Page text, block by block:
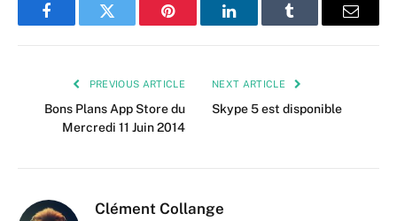
FacebookTwitter Pinterest LinkedInTumblr Email
PREVIOUS ARTICLE
Bons Plans App Store du
Mercredi 11 Juin 2014
NEXT ARTICLE
Skype 5 est disponible
Clément Collange